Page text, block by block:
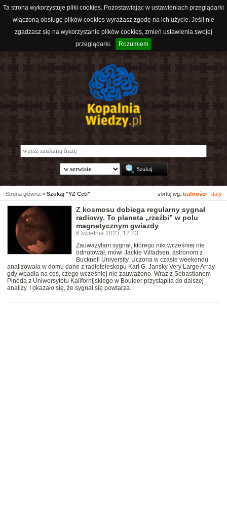
Ta strona wykorzystuje pliki cookies. Pozostawiając w ustawieniach przeglądarki
włączoną obsługę plików cookies wyrażasz zgodę na ich użycie. Jeśli nie
zgadzasz się na wykorzystanie plików cookies, zmień ustawienia swojej
przeglądarki.
Rozumiem
sortuj wg: trafności daty
Strona główna > Szukaj "YZ Ceti"
Z kosmosu dobiega regularny sygnał
radiowy. To planeta „rzeźbi” w polu
magnetycznym gwiazdy
6 kwietnia 2023, 12:23
Zauważyłam sygnał, którego nikt wcześniej nie
odnotował, mówi Jackie Villadsen, astronom z
Bucknell University. Uczona w czasie weekendu
analizowała w domu dane z radioteleskopu Karl G. Jansky Very Large Array
gdy wpadła na coś, czego wcześniej nie zauważono. Wraz z Sebastianem
Pinedą z Uniwersytetu Kalifornijskiego w Boulder przystąpiła do dalszej
analizy. I okazało się, że sygnał się powtarza.